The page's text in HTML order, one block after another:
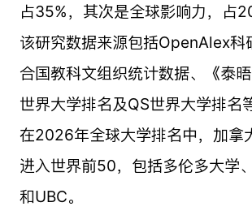
占35%，其次是全球影响力，占
该研究数据来源包括OpenAlex科
合国教科文组织统计数据、《泰晤
世界大学排名及QS世界大学排名
在2026年全球大学排名中，加拿
进入世界前50，包括多伦多大学
和UBC。